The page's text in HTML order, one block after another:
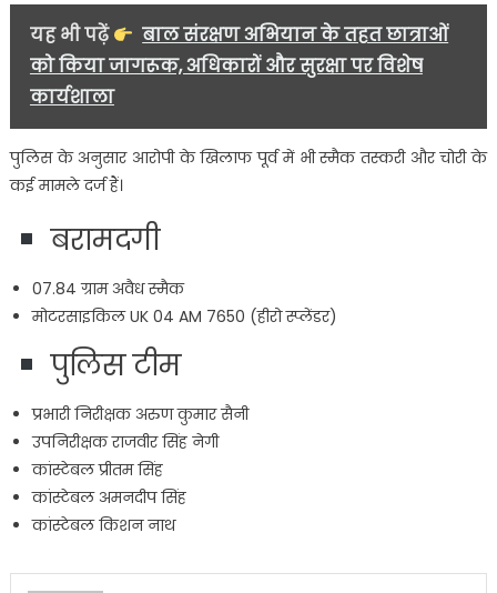
यह भी पढ़ें
बाल संरक्षण अभियान के तहत छात्राओं
को किया जागरूक, अधिकारों और सुरक्षा पर विशेष
कार्यशाला
पुलिस के अनुसार आरोपी के खिलाफ पूर्व में भी स्मैक तस्करी और चोरी के
कई मामले दर्ज हैं।
बरामदगी
07.84 ग्राम अवैध स्मैक
मोटरसाइकिल UK 04 AM 7650 (हीरो स्प्लेंडर)
पुलिस टीम
प्रभारी निरीक्षक अरुण कुमार सैनी
उपनिरीक्षक राजवीर सिंह नेगी
कांस्टेबल प्रीतम सिंह
कांस्टेबल अमनदीप सिंह
कांस्टेबल किशन नाथ